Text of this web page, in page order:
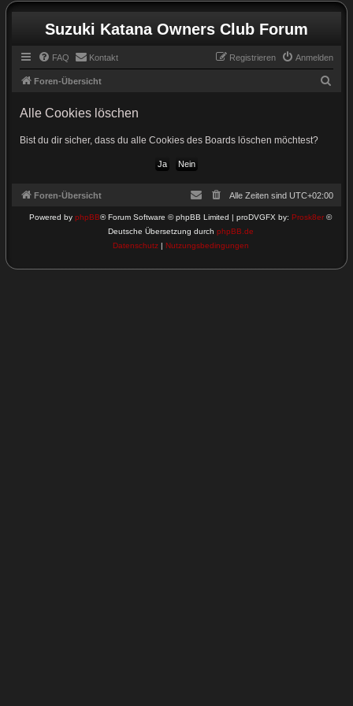
Suzuki Katana Owners Club Forum
FAQ Kontakt Anmelden
Registrieren
Foren-Übersicht
Alle Cookies löschen
Bist du dir sicher, dass du alle Cookies des Boards löschen möchtest?
Foren-Übersicht Alle Zeiten sind UTC+02:00
Powered by phpBB® Forum Software © phpBB Limited | proDVGFX by: Prosk8er ©
Deutsche Übersetzung durch phpBB.de
Datenschutz| Nutzungsbedingungen